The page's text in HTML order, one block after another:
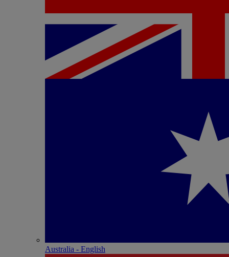
Australia - English